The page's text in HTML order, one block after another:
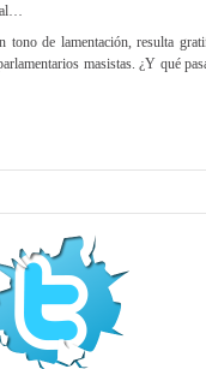
de lamentación, resulta
masistas. ¿Y qué